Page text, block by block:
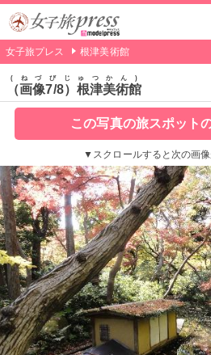
女子旅プレス 根津美術館
（画像7/8）根津美術館
ねづびじゅつかん
この写真の旅スポット
▼スクロールすると次の画